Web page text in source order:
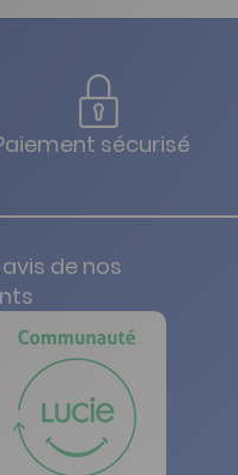
sécurisé
avis de nos